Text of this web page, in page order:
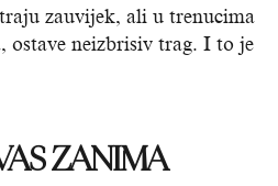
zauvijek, ali u trenucima
ostave neizbrisiv trag. I to je
ZANIMA